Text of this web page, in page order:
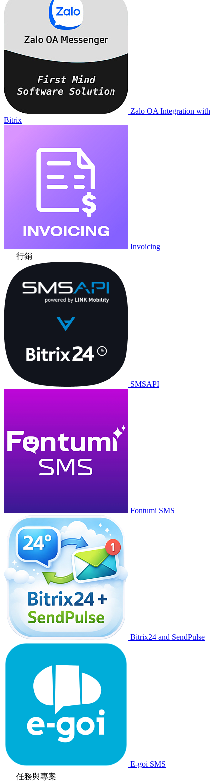
Zalo OA Integration with
Bitrix
Invoicing
行銷
SMSAPI
Fontumi SMS
Bitrix24 and SendPulse
E-goi SMS
任務與專案